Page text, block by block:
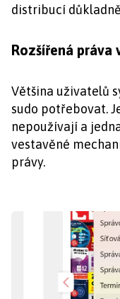
distribucí
Rozšířená práva
Většina uživatelů
sudo potřebovat.
nepoužívají a
vestavěné
právy.